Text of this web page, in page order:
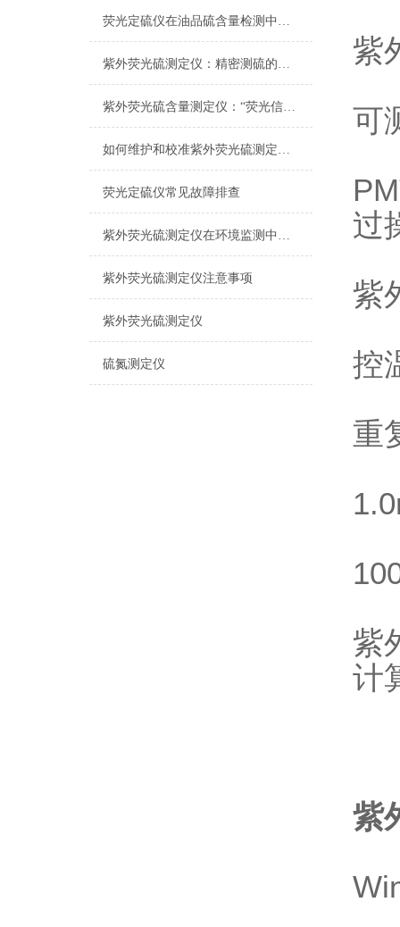
荧光定硫仪在油品硫含量检测中的应用与实操要点
紫外荧光硫测定仪：精密测硫的技术内核与选型之道
紫外荧光硫含量测定仪：“荧光信号衰减”的快速诊断
如何维护和校准紫外荧光硫测定仪？
荧光定硫仪常见故障排查
紫外荧光硫测定仪在环境监测中的实际应用
紫外荧光硫测定仪注意事项
紫外荧光硫测定仪
硫氮测定仪
紫
可
过
紫
控
重
紫
计
紫